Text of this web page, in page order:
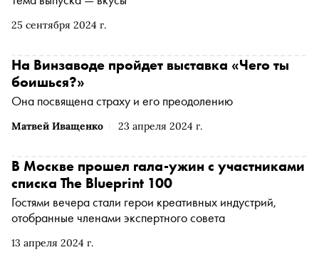
25 сентября 2024 г.
Матвей Иващенко 23 апреля 2024 г.
На Винзаводе пройдет выставка «Чего ты
боишься?»
Она посвящена страху и его преодолению
13 апреля 2024 г.
В Москве прошел гала-ужин с участниками
списка The Blueprint 100
Гостями вечера стали герои креативных индустрий,
отобранные членами экспертного совета